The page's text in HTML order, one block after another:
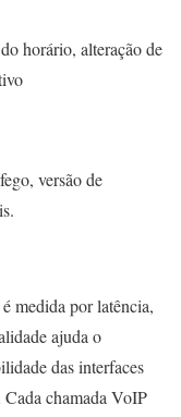
horário, alteração de
versão de
medida por latência,
ajuda o
das interfaces
chamada VoIP